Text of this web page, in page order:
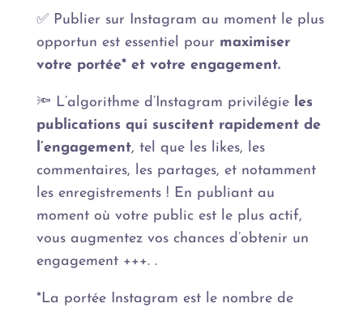
✅ Publier sur Instagram au moment le plus
opportun est essentiel pour maximiser
votre portée* et votre engagement.
🔦 L’algorithme d’Instagram privilégie les
publications qui suscitent rapidement de
l’engagement, tel que les likes, les
commentaires, les partages, et notamment
les enregistrements ! En publiant au
moment où votre public est le plus actif,
vous augmentez vos chances d’obtenir un
engagement +++. .
*La portée Instagram est le nombre de